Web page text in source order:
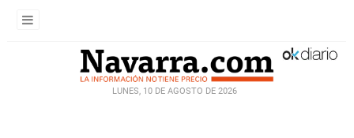
LUNES, 10 DE AGOSTO DE 2026